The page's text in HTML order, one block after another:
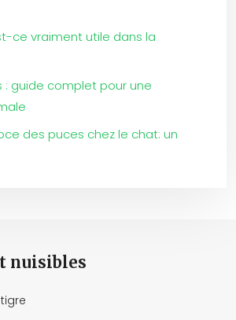
ce vraiment utile dans la
: guide complet pour une
des puces chez le chat: un
nuisibles